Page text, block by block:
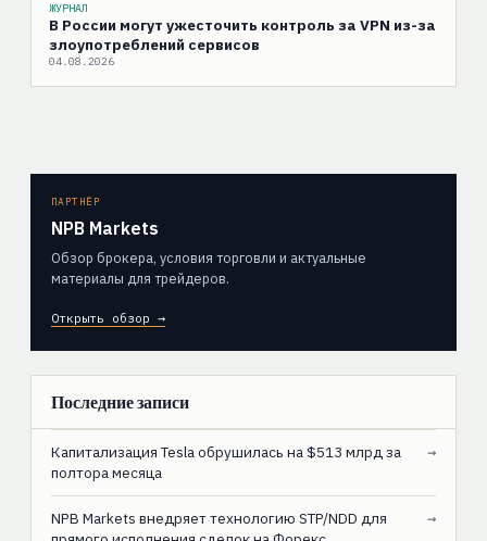
ЖУРНАЛ
В России могут ужесточить контроль за VPN из-за
злоупотреблений сервисов
04.08.2026
ПАРТНЁР
NPB Markets
Обзор брокера, условия торговли и актуальные
материалы для трейдеров.
Открыть обзор →
Последние записи
Капитализация Tesla обрушилась на $513 млрд за
полтора месяца
→
NPB Markets внедряет технологию STP/NDD для
→